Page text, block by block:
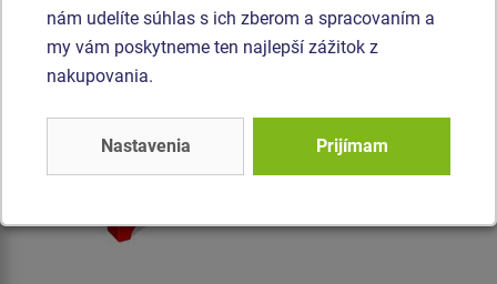
nám udelíte súhlas s ich zberom a spracovaním a
my vám poskytneme ten najlepší zážitok z
nakupovania.
Nastavenia Prijímam